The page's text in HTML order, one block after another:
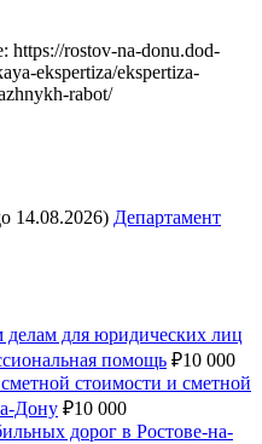
https://rostov-na-donu.dod-
ekspertiza/ekspertiza-
rabot/
14.08.2026) Департамент
для юридических лиц
помощь ₽10 000
стоимости и сметной
Дону ₽10 000
дорог в Ростове-на-